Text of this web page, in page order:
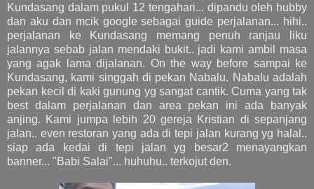
Kundasang dalam pukul 12 tengahari... dipandu oleh hubby
dan aku dan mcik google sebagai guide perjalanan... hihi..
perjalanan ke Kundasang memang penuh ranjau liku
jalannya sebab jalan mendaki bukit.. jadi kami ambil masa
yang agak lama dijalanan. On the way before sampai ke
Kundasang, kami singgah di pekan Nabalu. Nabalu adalah
pekan kecil di kaki gunung yg sangat cantik. Cuma yang tak
best dalam perjalanan dan area pekan ini ada banyak
anjing. Kami jumpa lebih 20 gereja Kristian di sepanjang
jalan.. even restoran yang ada di tepi jalan kurang yg halal..
siap ada kedai di tepi jalan yg besar2 menayangkan
banner... "Babi Salai"... huhuhu.. terkojut den.